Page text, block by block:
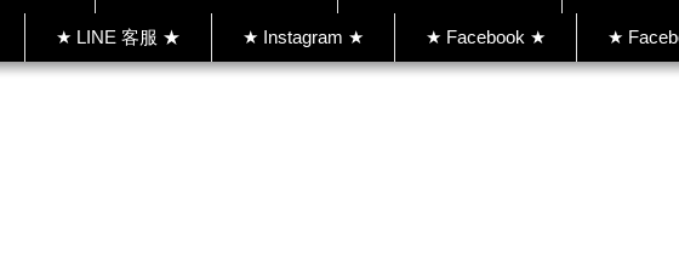
★ LINE 客服 ★ ★ Instagram ★ ★ Facebook ★ ★